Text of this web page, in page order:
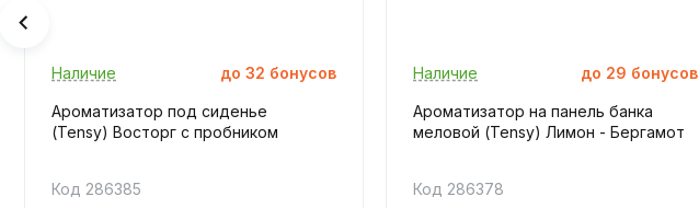
Наличие до 32 бонусов
Ароматизатор под сиденье
(Tensy) Восторг с пробником
Код 286385
Наличие до 29 бонусов
Ароматизатор на панель банка
меловой (Tensy) Лимон - Бергамот
Код 286378